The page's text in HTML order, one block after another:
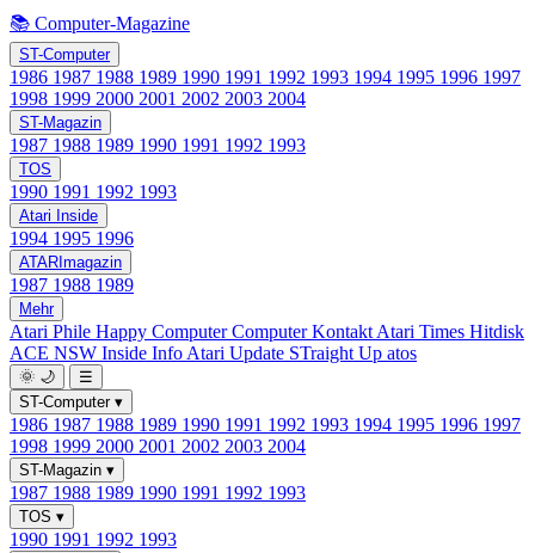
📚 Computer-Magazine
ST-Computer
1986 1987 1988 1989 1990 1991 1992 1993 1994 1995 1996 1997
1998 1999 2000 2001 2002 2003 2004
ST-Magazin
1987 1988 1989 1990 1991 1992 1993
TOS
1990 1991 1992 1993
Atari Inside
1994 1995 1996
ATARImagazin
1987 1988 1989
Mehr
Atari Phile Happy ComputerComputer Kontakt Atari Times Hitdisk
ACE NSW Inside Info Atari Update STraight Up atos
🌞 🌙
☰
ST-Computer ▾
1986 1987 1988 1989 1990 1991 1992 1993 1994 1995 1996 1997
1998 1999 2000 2001 2002 2003 2004
ST-Magazin ▾
1987 1988 1989 1990 1991 1992 1993
TOS ▾
1990 1991 1992 1993